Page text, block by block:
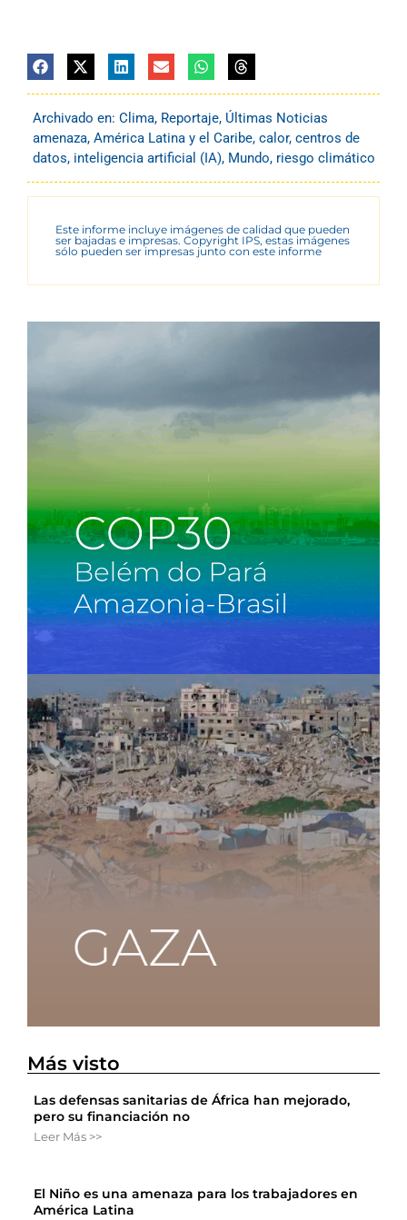
Archivado en: Clima, Reportaje, Últimas Noticias
amenaza, América Latina y el Caribe, calor, centros de
datos, inteligencia artificial (IA), Mundo, riesgo climático
Este informe incluye imágenes de calidad que pueden
ser bajadas e impresas. Copyright IPS, estas imágenes
sólo pueden ser impresas junto con este informe
Más visto
Las defensas sanitarias de África han mejorado,
pero su financiación no
Leer Más >>
El Niño es una amenaza para los trabajadores en
América Latina